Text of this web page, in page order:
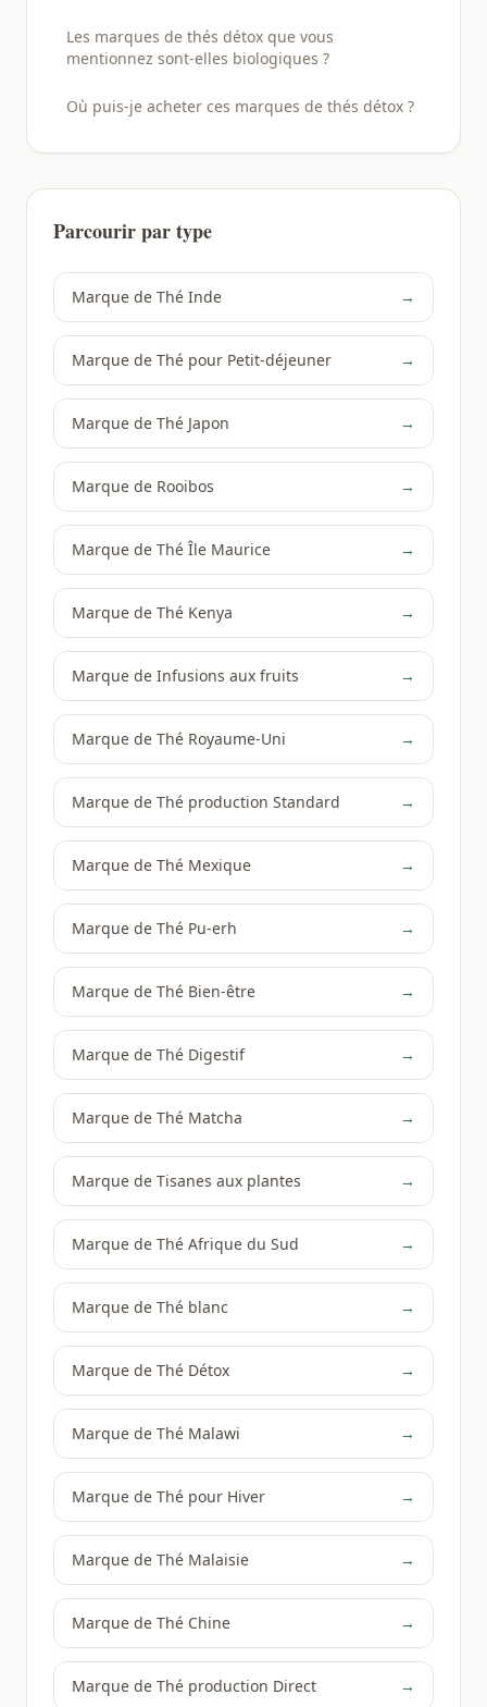
Les marques de thés détox que vous
mentionnez sont-elles biologiques ?
Où puis-je acheter ces marques de thés détox ?
Parcourir par type
Marque de Thé Inde →
Marque de Thé pour Petit-déjeuner →
Marque de Thé Japon →
Marque de Rooibos →
Marque de Thé Île Maurice →
Marque de Thé Kenya →
Marque de Infusions aux fruits →
Marque de Thé Royaume-Uni →
Marque de Thé production Standard →
Marque de Thé Mexique →
Marque de Thé Pu-erh →
Marque de Thé Bien-être →
Marque de Thé Digestif →
Marque de Thé Matcha →
Marque de Tisanes aux plantes →
Marque de Thé Afrique du Sud →
Marque de Thé blanc →
Marque de Thé Détox →
Marque de Thé Malawi →
Marque de Thé pour Hiver →
Marque de Thé Malaisie →
Marque de Thé Chine →
Marque de Thé production Direct →